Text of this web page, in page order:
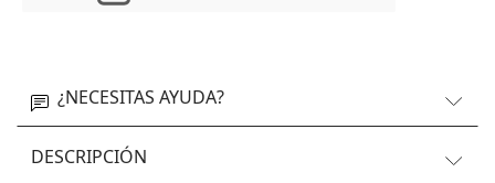
¿NECESITAS AYUDA?
DESCRIPCIÓN